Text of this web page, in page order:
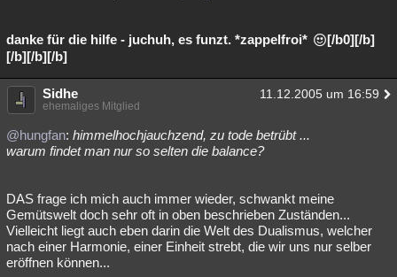
danke für die hilfe - juchuh, es funzt. *zappelfroi*
[/b0][/b]
[/b][/b][/b]
Sidhe 11.12.2005 um 16:59
ehemaliges Mitglied
@hungfan: himmelhochjauchzend, zu tode betrübt ...
warum findet man nur so selten die balance?
DAS frage ich mich auch immer wieder, schwankt meine
Gemütswelt doch sehr oft in oben beschrieben Zuständen...
Vielleicht liegt auch eben darin die Welt des Dualismus, welcher
nach einer Harmonie, einer Einheit strebt, die wir uns nur selber
eröffnen können...